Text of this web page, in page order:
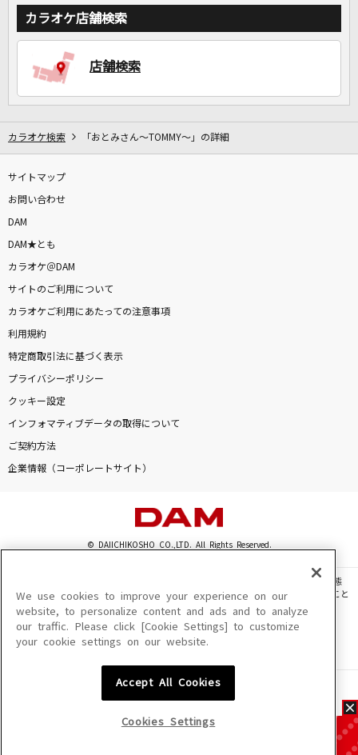
カラオケをもっと楽しもう！
カラオケ店舗検索
店舗検索
カラオケ検索 「おとみさん～TOMMY～」の詳細
サイトマップ
お問い合わせ
DAM
DAM★とも
カラオケ＠DAM
サイトのご利用について
カラオケご利用にあたっての注意事項
利用規約
特定商取引法に基づく表示
プライバシーポリシー
クッキー設定
インフォマティブデータの取得について
ご契約方法
企業情報（コーポレートサイト）
© DAIICHIKOSHO CO.,LTD. All Rights Reserved.
このサイトに掲載されている一切の文章・画像・写真・動画・音声等を、手段や形態
を問わず、著作権法の定める範囲を超えて無断で複製、転載、ファイル化などすること
を禁じます。
楽曲及びコンテンツは、機種によりご利用いただけない場合があります。
楽曲及びコンテンツの配信日、配信内容が変更になる場合があります。
We use cookies to improve your experience on our
website, to personalize content and ads and to analyze
our traffic. Please click [Cookie Settings] to customize
your cookie settings on our website.
Accept All Cookies
Cookies Settings